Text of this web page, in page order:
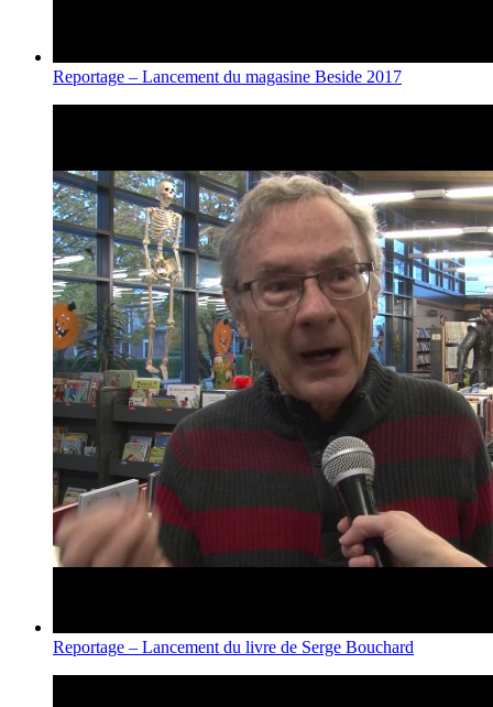
Reportage – Lancement du magasine Beside 2017
Reportage – Lancement du livre de Serge Bouchard